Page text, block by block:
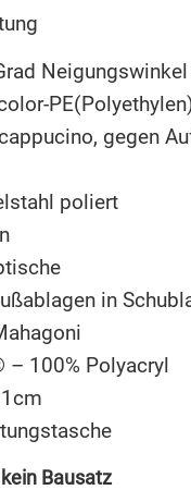
gegen
poliert
in
– 100% Polyacryl
Bausatz